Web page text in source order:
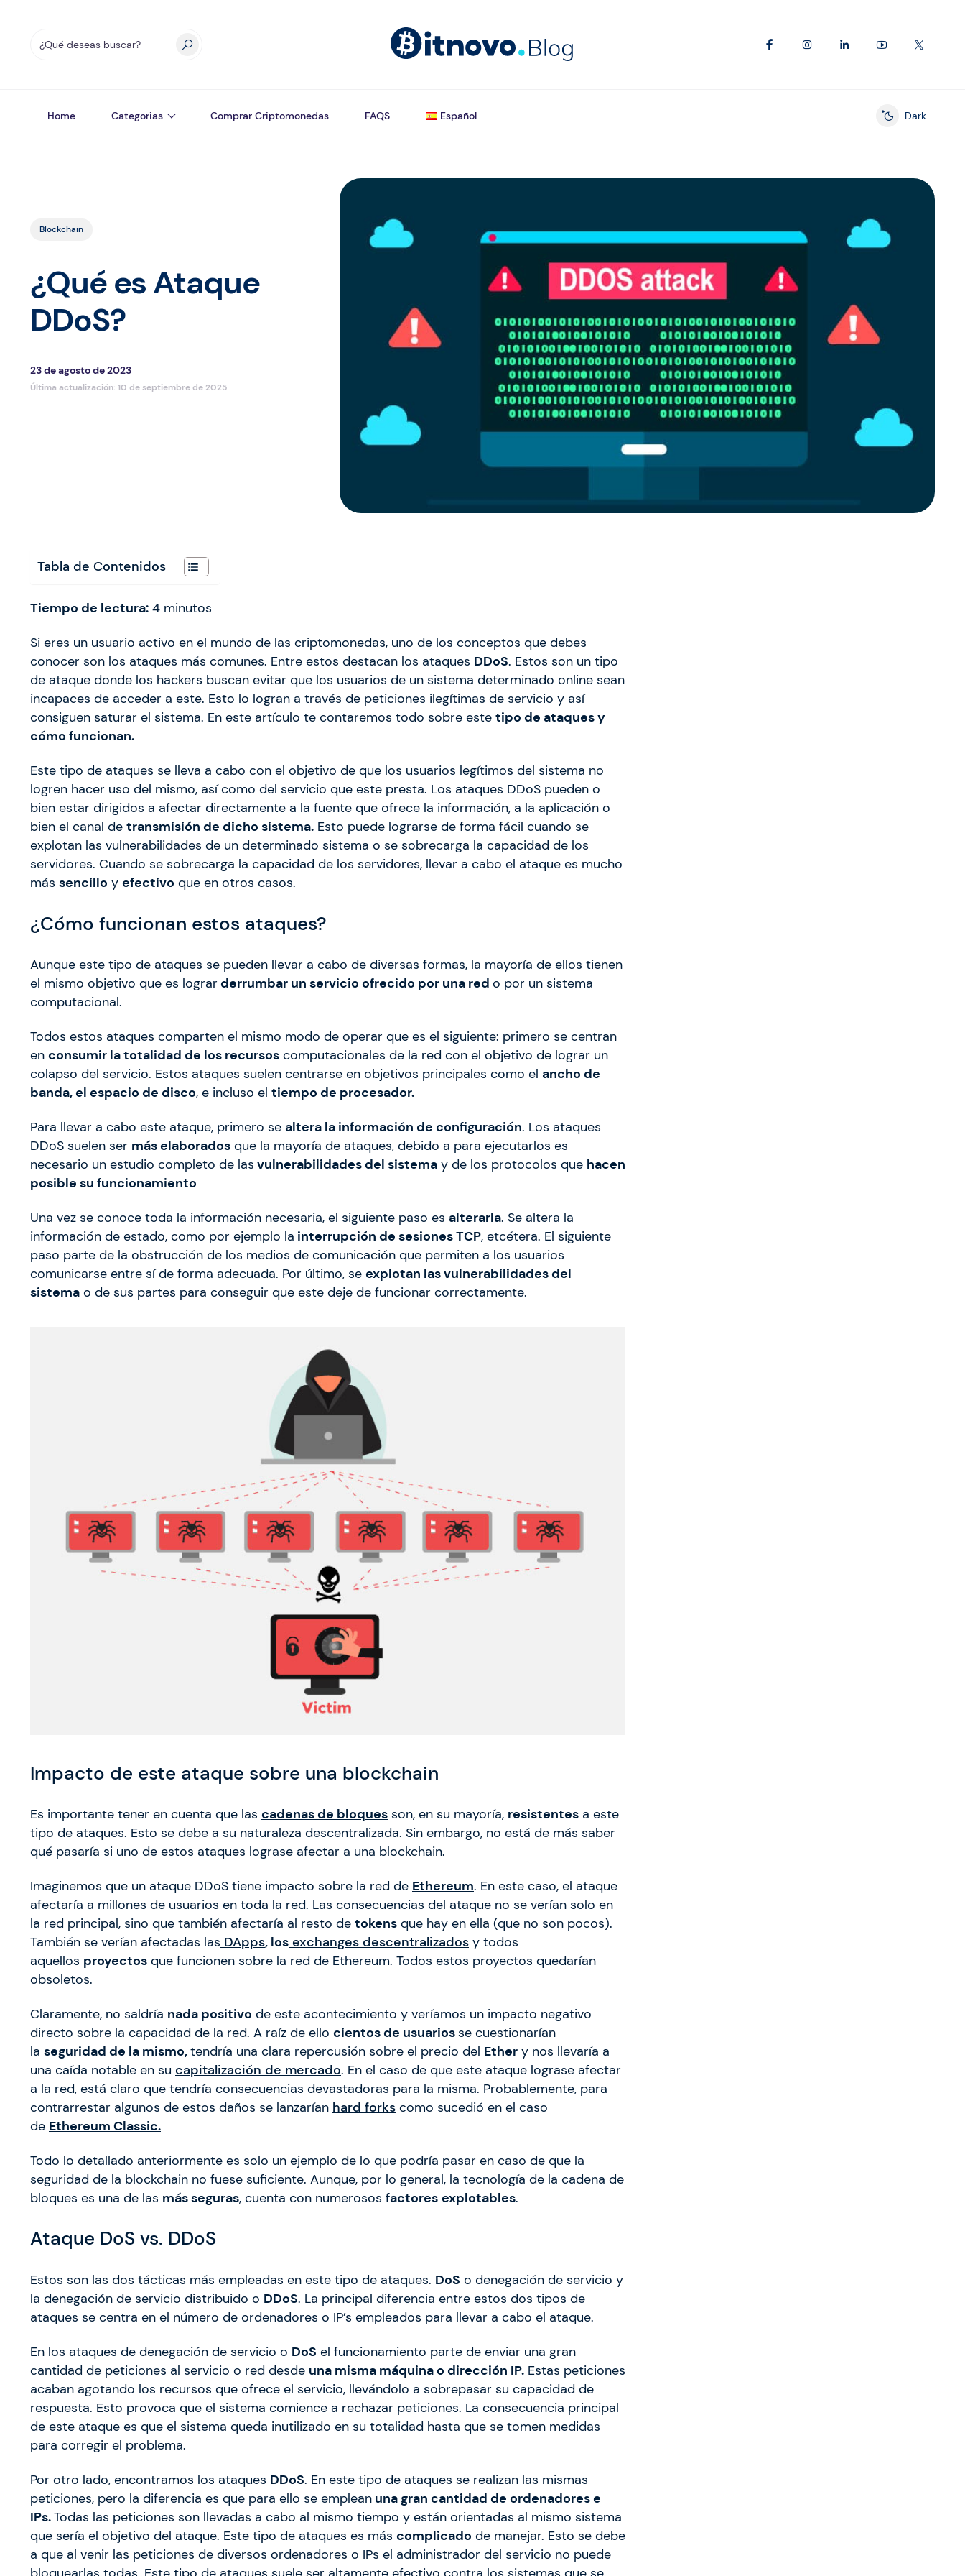
Home Categorias Comprar Criptomonedas FAQS Español
Enable dark
Dark
Blockchain
¿Qué es Ataque
DDoS?
23 de agosto de 2023
Última actualización: 10 de septiembre de 2025
Tabla de Contenidos
Tiempo de lectura: 4 minutos
Si eres un usuario activo en el mundo de las criptomonedas, uno de los conceptos que debes
conocer son los ataques más comunes. Entre estos destacan los ataques DDoS. Estos son un tipo
de ataque donde los hackers buscan evitar que los usuarios de un sistema determinado online sean
incapaces de acceder a este. Esto lo logran a través de peticiones ilegítimas de servicio y así
consiguen saturar el sistema. En este artículo te contaremos todo sobre este tipo de ataques y
cómo funcionan.
Este tipo de ataques se lleva a cabo con el objetivo de que los usuarios legítimos del sistema no
logren hacer uso del mismo, así como del servicio que este presta. Los ataques DDoS pueden o
bien estar dirigidos a afectar directamente a la fuente que ofrece la información, a la aplicación o
bien el canal de transmisión de dicho sistema. Esto puede lograrse de forma fácil cuando se
explotan las vulnerabilidades de un determinado sistema o se sobrecarga la capacidad de los
servidores. Cuando se sobrecarga la capacidad de los servidores, llevar a cabo el ataque es mucho
más sencillo y efectivo que en otros casos.
¿Cómo funcionan estos ataques?
Aunque este tipo de ataques se pueden llevar a cabo de diversas formas, la mayoría de ellos tienen
el mismo objetivo que es lograr derrumbar un servicio ofrecido por una red o por un sistema
computacional.
Todos estos ataques comparten el mismo modo de operar que es el siguiente: primero se centran
en consumir la totalidad de los recursos computacionales de la red con el objetivo de lograr un
colapso del servicio. Estos ataques suelen centrarse en objetivos principales como el ancho de
banda, el espacio de disco, e incluso el tiempo de procesador.
Para llevar a cabo este ataque, primero se altera la información de configuración. Los ataques
DDoS suelen ser más elaborados que la mayoría de ataques, debido a para ejecutarlos es
necesario un estudio completo de las vulnerabilidades del sistema y de los protocolos que hacen
posible su funcionamiento
Una vez se conoce toda la información necesaria, el siguiente paso es alterarla. Se altera la
información de estado, como por ejemplo la interrupción de sesiones TCP, etcétera. El siguiente
paso parte de la obstrucción de los medios de comunicación que permiten a los usuarios
comunicarse entre sí de forma adecuada. Por último, se explotan las vulnerabilidades del
sistema o de sus partes para conseguir que este deje de funcionar correctamente.
Impacto de este ataque sobre una blockchain
Es importante tener en cuenta que las cadenas de bloques son, en su mayoría, resistentes a este
tipo de ataques. Esto se debe a su naturaleza descentralizada. Sin embargo, no está de más saber
qué pasaría si uno de estos ataques lograse afectar a una blockchain.
Imaginemos que un ataque DDoS tiene impacto sobre la red de Ethereum. En este caso, el ataque
afectaría a millones de usuarios en toda la red. Las consecuencias del ataque no se verían solo en
la red principal, sino que también afectaría al resto de tokens que hay en ella (que no son pocos).
También se verían afectadas las DApps, los exchanges descentralizados y todos
aquellos proyectos que funcionen sobre la red de Ethereum. Todos estos proyectos quedarían
obsoletos.
Claramente, no saldría nada positivo de este acontecimiento y veríamos un impacto negativo
directo sobre la capacidad de la red. A raíz de ello cientos de usuariosse cuestionarían
la seguridad de la mismo,tendría una clara repercusión sobre el precio del Ether y nos llevaría a
una caída notable en su capitalización de mercado. En el caso de que este ataque lograse afectar
a la red, está claro que tendría consecuencias devastadoras para la misma. Probablemente, para
contrarrestar algunos de estos daños se lanzarían hard forks como sucedió en el caso
de Ethereum Classic.
Todo lo detallado anteriormente es solo un ejemplo de lo que podría pasar en caso de que la
seguridad de la blockchain no fuese suficiente. Aunque, por lo general, la tecnología de la cadena de
bloques es una de las más seguras, cuenta con numerosos factores explotables.
Ataque DoS vs. DDoS
Estos son las dos tácticas más empleadas en este tipo de ataques. DoS o denegación de servicio y
la denegación de servicio distribuido o DDoS. La principal diferencia entre estos dos tipos de
ataques se centra en el número de ordenadores o IP’s empleados para llevar a cabo el ataque.
En los ataques de denegación de servicio o DoS el funcionamiento parte de enviar una gran
cantidad de peticiones al servicio o red desde una misma máquina o dirección IP. Estas peticiones
acaban agotando los recursos que ofrece el servicio, llevándolo a sobrepasar su capacidad de
respuesta. Esto provoca que el sistema comience a rechazar peticiones. La consecuencia principal
de este ataque es que el sistema queda inutilizado en su totalidad hasta que se tomen medidas
para corregir el problema.
Por otro lado, encontramos los ataques DDoS. En este tipo de ataques se realizan las mismas
peticiones, pero la diferencia es que para ello se emplean una gran cantidad de ordenadores e
IPs.Todas las peticiones son llevadas a cabo al mismo tiempo y están orientadas al mismo sistema
que sería el objetivo del ataque. Este tipo de ataques es más complicado de manejar. Esto se debe
a que al venir las peticiones de diversos ordenadores o IPs el administrador del servicio no puede